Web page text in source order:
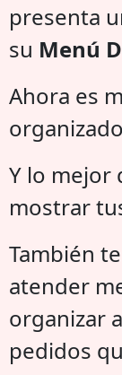
presenta
su Menú
Ahora es
Y lo mejor
mostrar
También
atender
organizar
pedidos